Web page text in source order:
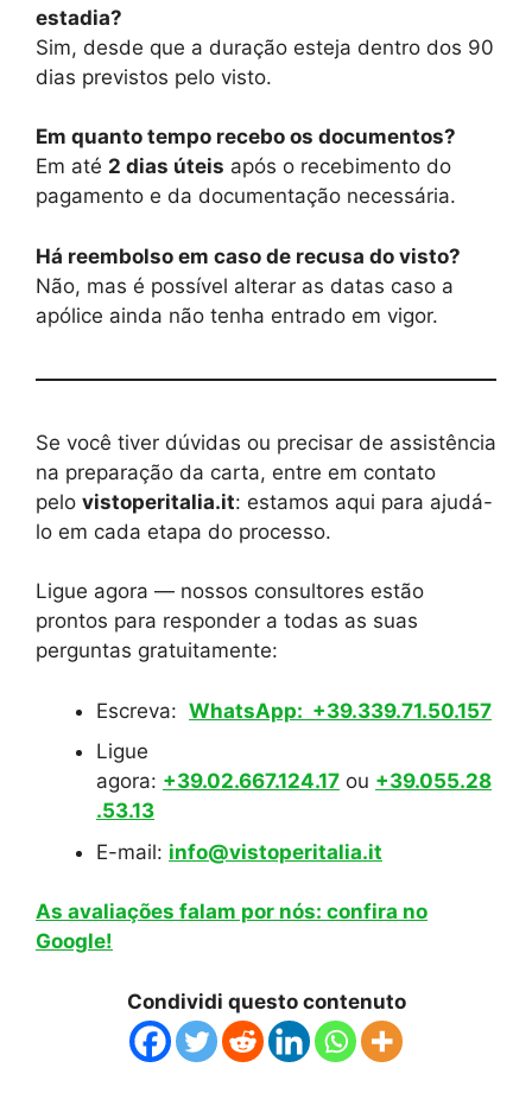
estadia?
Sim, desde que a duração esteja dentro dos 90
dias previstos pelo visto.
Em quanto tempo recebo os documentos?
Em até 2 dias úteis após o recebimento do
pagamento e da documentação necessária.
Há reembolso em caso de recusa do visto?
Não, mas é possível alterar as datas caso a
apólice ainda não tenha entrado em vigor.
Se você tiver dúvidas ou precisar de assistência
na preparação da carta, entre em contato
pelo vistoperitalia.it: estamos aqui para ajudá-
lo em cada etapa do processo.
Ligue agora — nossos consultores estão
prontos para responder a todas as suas
perguntas gratuitamente:
Escreva: WhatsApp: +39.339.71.50.157
Ligue
agora: +39.02.667.124.17 ou +39.055.28
.53.13
E-mail: info@vistoperitalia.it
As avaliações falam por nós: confira no
Google!
Condividi questo contenuto